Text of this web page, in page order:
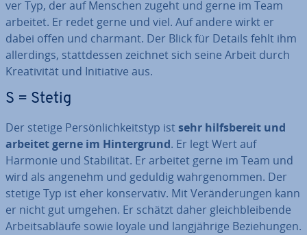
ver Typ, der auf Menschen zugeht und gerne im Team
arbeitet. Er redet gerne und viel. Auf andere wirkt er
dabei offen und charmant. Der Blick für Details fehlt ihm
al­ler­dings, statt­des­sen zeichnet sich seine Arbeit durch
Krea­ti­vi­tät und In­itia­ti­ve aus.
S = Stetig
Der stetige Per­sön­lich­keits­typ istsehr hilfs­be­reit und
arbeitet gerne im Hin­ter­grund. Er legt Wert auf
Harmonie und Sta­bi­li­tät. Er arbeitet gerne im Team und
wird als angenehm und geduldig wahr­ge­nom­men. Der
stetige Typ ist eher kon­ser­va­tiv. Mit Ver­än­de­run­gen kann
er nicht gut umgehen. Er schätzt daher gleich­blei­ben­de
Ar­beits­ab­läu­fe sowie loyale und lang­jäh­ri­ge Be­zie­hun­gen.